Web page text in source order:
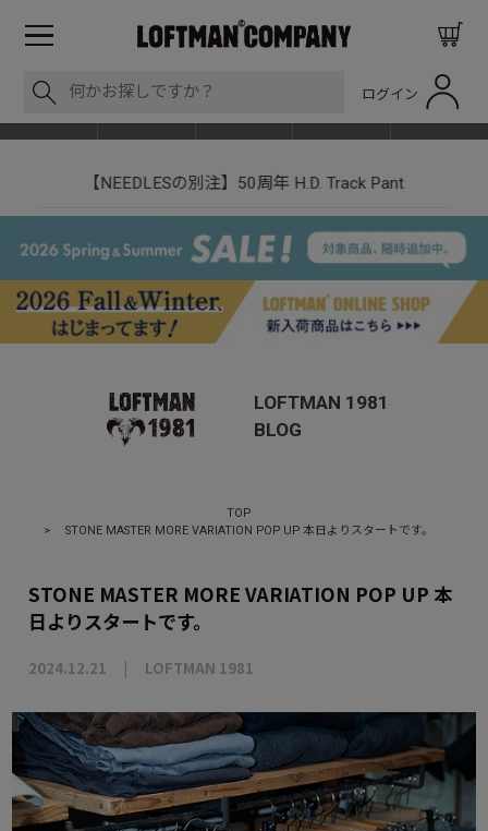
ログイン
【NEEDLESの別注】50周年 H.D. Track Pant
LOFTMAN 1981
BLOG
TOP
>
STONE MASTER MORE VARIATION POP UP 本日よりスタートです。
STONE MASTER MORE VARIATION POP UP 本
日よりスタートです。
2024.12.21 LOFTMAN 1981